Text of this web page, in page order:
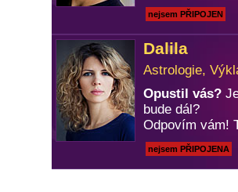
nejsem PŘIPOJEN
Dalila
Astrologie,
Opustil vás?
bude dál?
Odpovím vám!
nejsem PŘIPOJENA